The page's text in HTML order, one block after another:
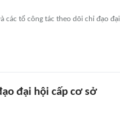
các tổ công tác theo dõi chỉ đạo đại
đại hội cấp cơ sở